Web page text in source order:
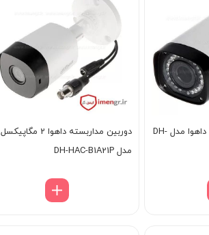
دوربین مداربسته بولت داهوا مدل DH-
دوربین مداربسته داهوا 2 مگاپیکسل
مدل DH-HAC-B1A21P